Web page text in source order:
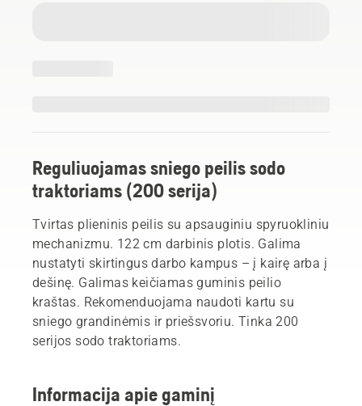
Reguliuojamas sniego peilis sodo
traktoriams (200 serija)
Tvirtas plieninis peilis su apsauginiu spyruokliniu
mechanizmu. 122 cm darbinis plotis. Galima
nustatyti skirtingus darbo kampus – į kairę arba į
dešinę. Galimas keičiamas guminis peilio
kraštas. Rekomenduojama naudoti kartu su
sniego grandinėmis ir priešsvoriu. Tinka 200
serijos sodo traktoriams.
Informacija apie gaminį